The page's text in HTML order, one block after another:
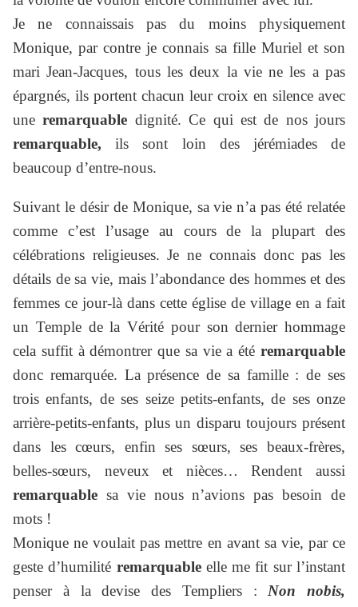
Je ne connaissais pas du moins physiquement
Monique, par contre je connais sa fille Muriel et son
mari Jean-Jacques, tous les deux la vie ne les a pas
épargnés, ils portent chacun leur croix en silence avec
uneremarquable dignité. Ce qui est de nos jours
remarquable,ils sont loin des jérémiades de
beaucoup d’entre-nous.
Suivant le désir de Monique, sa vie n’a pas été relatée
comme c’est l’usage au cours de la plupart des
célébrations religieuses. Je ne connais donc pas les
détails de sa vie, mais l’abondance des hommes et des
femmes ce jour-là dans cette église de village en a fait
un Temple de la Vérité pour son dernier hommage
cela suffit à démontrer que sa vie a été remarquable
donc remarquée. La présence de sa famille : de ses
trois enfants, de ses seize petits-enfants, de ses onze
arrière-petits-enfants, plus un disparu toujours présent
dans les cœurs, enfin ses sœurs, ses beaux-frères,
belles-sœurs, neveux et nièces… Rendent aussi
remarquable sa vie nous n’avions pas besoin de
mots !
Monique ne voulait pas mettre en avant sa vie, par ce
geste d’humilité remarquable elle me fit sur l’instant
penser à la devise des Templiers : Non nobis,